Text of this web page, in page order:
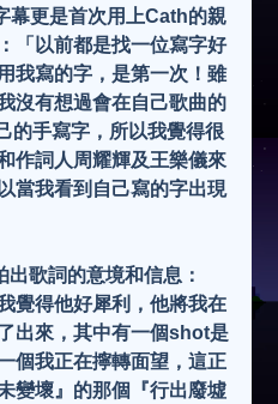
幕更是首次用上Cath的親
「以前都是找一位寫字好
我寫的字，是第一次！雖
沒有想過會在自己歌曲的
的手寫字，所以我覺得很
作詞人周耀輝及王樂儀來
當我看到自己寫的字出現
歌詞的意境和信息：
覺得他好犀利，他將我在
出來，其中有一個shot是
個我正在擰轉面望，這正
變壞』的那個『行出廢墟